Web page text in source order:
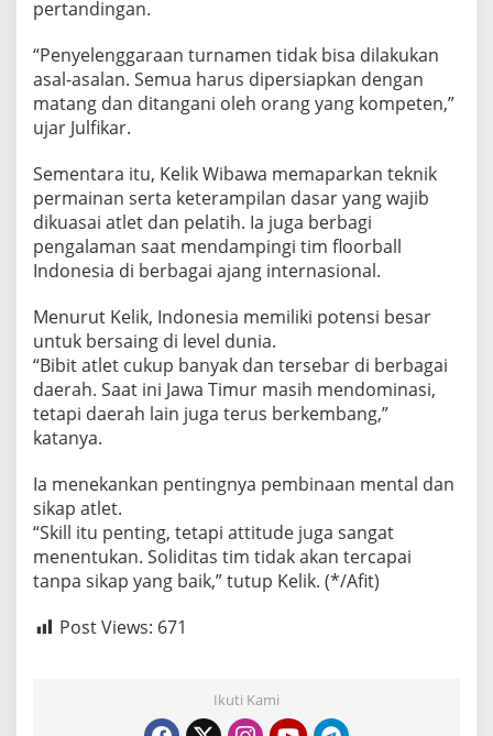
pertandingan.
“Penyelenggaraan turnamen tidak bisa dilakukan
asal-asalan. Semua harus dipersiapkan dengan
matang dan ditangani oleh orang yang kompeten,”
ujar Julfikar.
Sementara itu, Kelik Wibawa memaparkan teknik
permainan serta keterampilan dasar yang wajib
dikuasai atlet dan pelatih. Ia juga berbagi
pengalaman saat mendampingi tim floorball
Indonesia di berbagai ajang internasional.
Menurut Kelik, Indonesia memiliki potensi besar
untuk bersaing di level dunia.
“Bibit atlet cukup banyak dan tersebar di berbagai
daerah. Saat ini Jawa Timur masih mendominasi,
tetapi daerah lain juga terus berkembang,”
katanya.
Ia menekankan pentingnya pembinaan mental dan
sikap atlet.
“Skill itu penting, tetapi attitude juga sangat
menentukan. Soliditas tim tidak akan tercapai
tanpa sikap yang baik,” tutup Kelik. (*/Afit)
Post Views: 671
Ikuti Kami